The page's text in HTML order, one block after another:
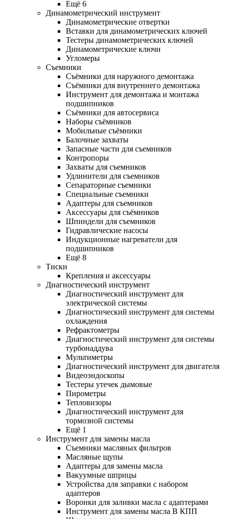
Ещё 6
Динамометрический инструмент
Динамометрические отвертки
Вставки для динамометрических ключей
Тестеры динамометрических ключей
Динамометрические ключи
Угломеры
Съемники
Съёмники для наружного демонтажа
Съёмники для внутреннего демонтажа
Инструмент для демонтажа и монтажа
подшипников
Съёмники для автосервиса
Наборы съёмников
Мобильные съёмники
Балочные захваты
Запасные части для съемников
Контропоры
Захваты для съемников
Удлинители для съемников
Сепараторные съемники
Специальные съемники
Адаптеры для съемников
Аксессуары для съёмников
Шпиндели для съемников
Гидравлические насосы
Индукционные нагреватели для
подшипников
Ещё 8
Тиски
Крепления и аксессуары
Диагностический инструмент
Диагностический инструмент для
электрической системы
Диагностический инструмент для системы
охлаждения
Рефрактометры
Диагностический инструмент для системы
турбонаддува
Мультиметры
Диагностический инструмент для двигателя
Видеоэндоскопы
Тестеры утечек дымовые
Пирометры
Тепловизоры
Диагностический инструмент для
тормозной системы
Ещё 1
Инструмент для замены масла
Съемники масляных фильтров
Масляные щупы
Адаптеры для замены масла
Вакуумные шприцы
Устройства для заправки с набором
адаптеров
Воронки для заливки масла с адаптерами
Инструмент для замены масла В КПП